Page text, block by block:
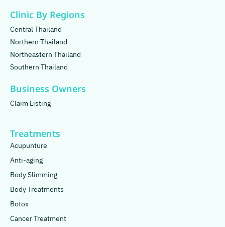
Clinic By Regions
Central Thailand
Northern Thailand
Northeastern Thailand
Southern Thailand
Business Owners
Claim Listing
Treatments
Acupunture
Anti-aging
Body Slimming
Body Treatments
Botox
Cancer Treatment